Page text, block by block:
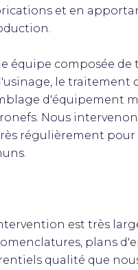
et en
équipe composée
le traitement
d'équipement
Nous
régulièrement pour
est très
plans
qualité que